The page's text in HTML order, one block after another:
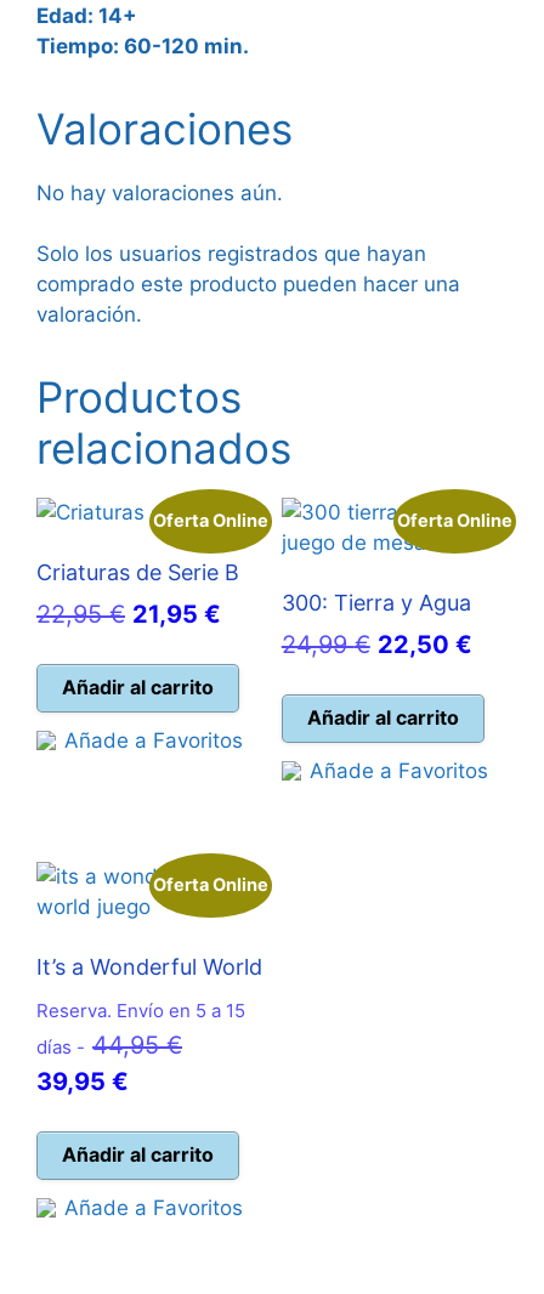
Edad: 14+
Tiempo: 60-120 min.
Valoraciones
No hay valoraciones aún.
Solo los usuarios registrados que hayan
comprado este producto pueden hacer una
valoración.
Productos
relacionados
Oferta Online
Criaturas de Serie B
22,95€ El
original
21,95 €
precio
21,95 €.
Añadir al carrito
Añade a Favoritos
Oferta Online
300: Tierra y Agua
24,99€ El
original
22,50 €El
Añadir al carrito
Añade a Favoritos
Oferta Online
It’s a Wonderful World
Reserva. Envío en 5 a 15
días - 44,95€El
era:
44,95 €.
39,95 €
actual
es:
39,95 €.
Añadir al carrito
Añade a Favoritos